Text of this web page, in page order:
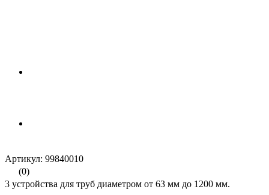
Артикул: 99840010
(0)
3 устройства для труб диаметром от 63 мм до 1200 мм.